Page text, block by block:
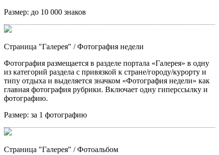
Размер: до 10 000 знаков
Страница "Галерея" / Фотография недели
Фотография размещается в разделе портала «Галерея» в одну
из категорий раздела с привязкой к стране/городу/курорту и
типу отдыха и выделяется значком «Фотография недели» как
главная фотография рубрики. Включает одну гиперссылку и
фотографию.
Размер: за 1 фотографию
Страница "Галерея" / Фотоальбом